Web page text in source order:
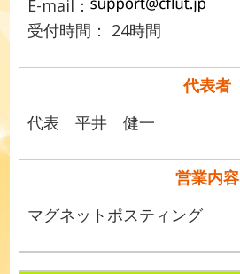
E-mail：
受付時間： 24時間
代表者
代表 平井 健一
営業内容
マグネットポスティング